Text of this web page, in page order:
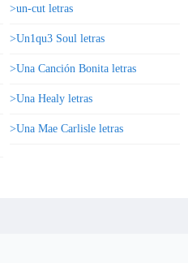
>un-cut letras
>Un1qu3 Soul letras
>Una Canción Bonita letras
>Una Healy letras
>Una Mae Carlisle letras